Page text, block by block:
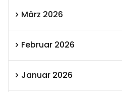
März 2026
Februar 2026
Januar 2026